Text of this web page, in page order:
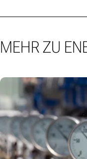
MEHR ZU